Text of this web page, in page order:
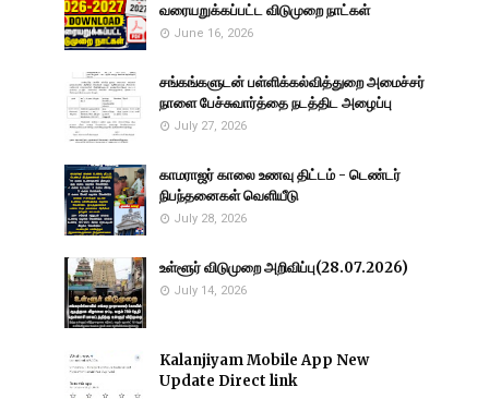
வரையறுக்கப்பட்ட விடுமுறை நாட்கள்
June 16, 2026
சங்கங்களுடன் பள்ளிக்கல்வித்துறை அமைச்சர்
நாளை பேச்சுவார்த்தை நடத்திட அழைப்பு
July 27, 2026
காமராஜர் காலை உணவு திட்டம் - டெண்டர்
நிபந்தனைகள் வெளியீடு
July 28, 2026
உள்ளூர் விடுமுறை அறிவிப்பு(28.07.2026)
July 14, 2026
Kalanjiyam Mobile App New
Update Direct link